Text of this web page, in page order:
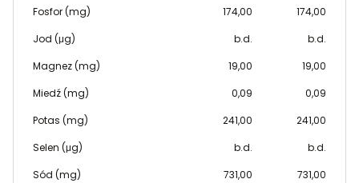
Fosfor (mg)
174,00
174,00
Jod (μg)
b.d.
b.d.
Magnez (mg)
19,00
19,00
Miedź (mg)
0,09
0,09
Potas (mg)
241,00
241,00
Selen (μg)
b.d.
b.d.
Sód (mg)
731,00
731,00